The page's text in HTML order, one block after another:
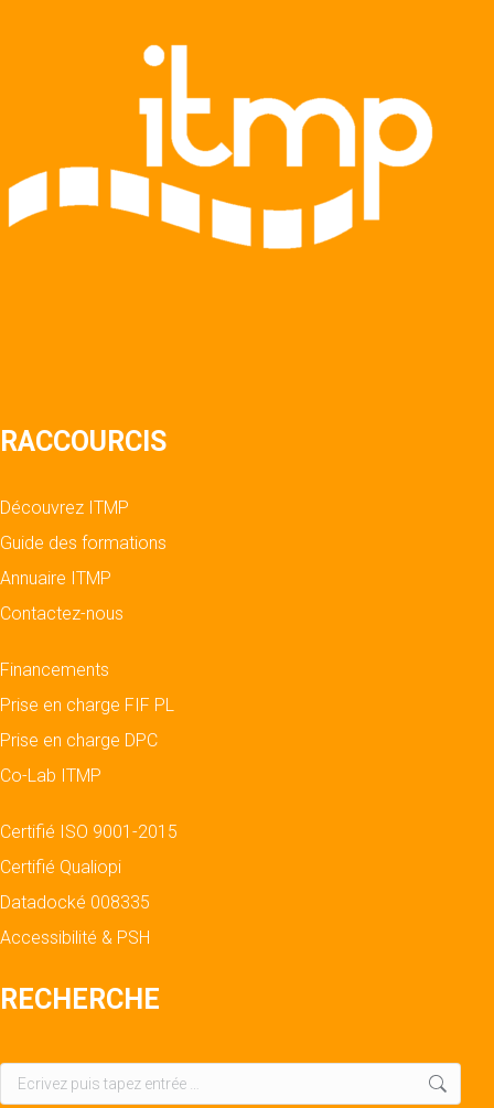
RACCOURCIS
Découvrez ITMP
Guide des formations
Annuaire ITMP
Contactez-nous
Financements
Prise en charge FIF PL
Prise en charge DPC
Co-Lab ITMP
Certifié ISO 9001-2015
Certifié Qualiopi
Datadocké 008335
Accessibilité & PSH
RECHERCHE
Recherche
: